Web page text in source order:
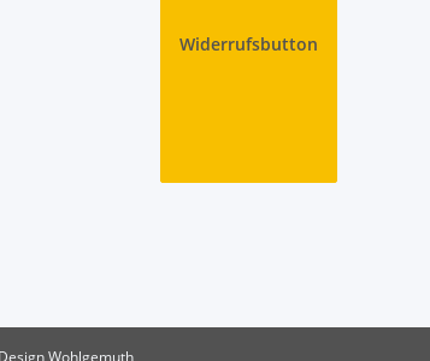
Widerrufsbutton